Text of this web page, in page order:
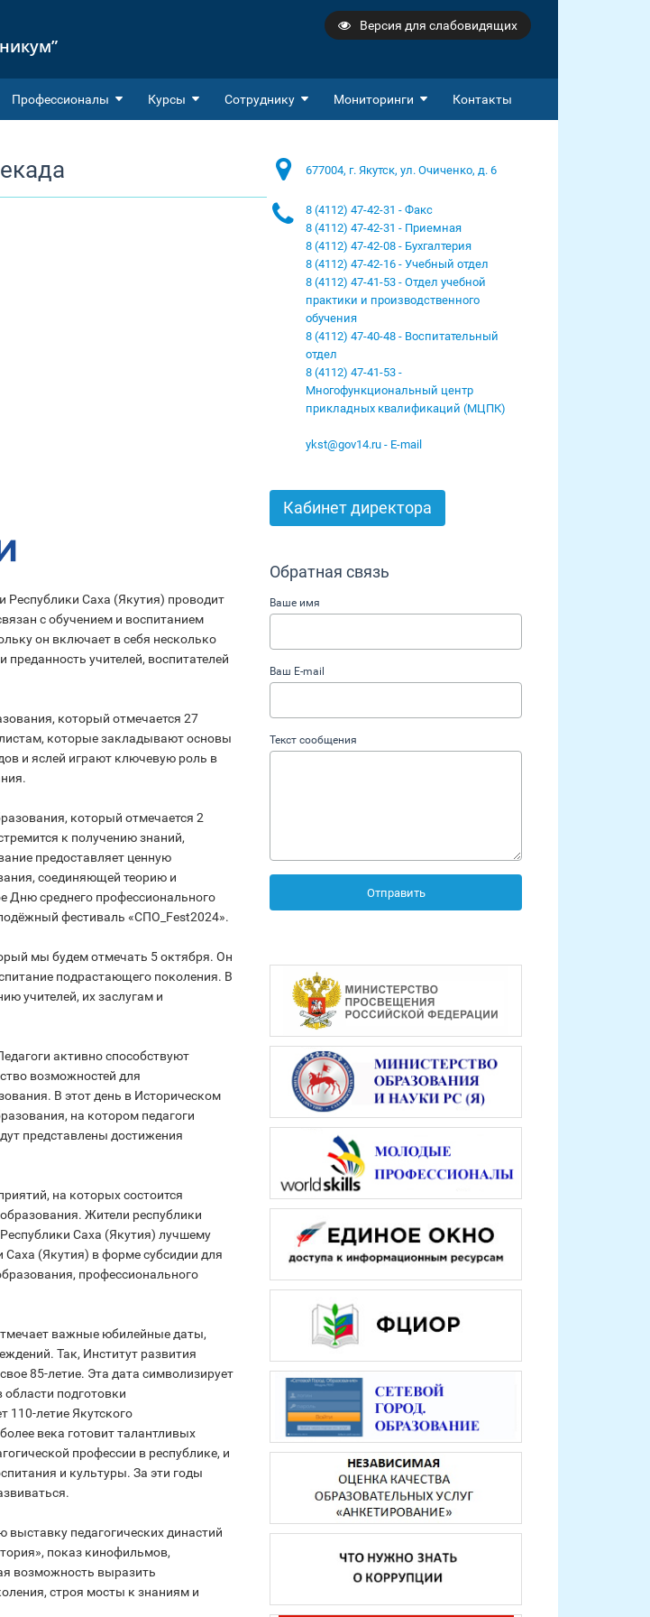
Версия для слабовидящих
Профессионалы Курсы Сотруднику Мониторинги Контакты
Республики Саха (Якутия) проводит
с обучением и воспитанием
он включает в себя несколько
учителей, воспитателей
который отмечается 27
которые закладывают основы
и яслей играют ключевую роль в
который отмечается 2
к получению знаний,
предоставляет ценную
соединяющей теорию и
Дню среднего профессионального
фестиваль «СПО_Fest2024».
мы будем отмечать 5 октября. Он
подрастающего поколения. В
учителей, их заслугам и
активно способствуют
возможностей для
В этот день в Историческом
на котором педагоги
представлены достижения
на которых состоится
Жители республики
Саха (Якутия) лучшему
Саха (Якутия) в форме субсидии для
профессионального
важные юбилейные даты,
Так, Институт развития
85-летие. Эта дата символизирует
подготовки
летие Якутского
века готовит талантливых
профессии в республике, и
и культуры. За эти годы
выставку педагогических династий
показ кинофильмов,
возможность выразить
строя мосты к знаниям и
677004, г. Якутск, ул. Очиченко, д. 6
8 (4112) 47-42-31 - Факс
8 (4112) 47-42-31 - Приемная
8 (4112) 47-42-08 - Бухгалтерия
8 (4112) 47-42-16 - Учебный отдел
8 (4112) 47-41-53 - Отдел учебной
практики и производственного
обучения
8 (4112) 47-40-48 - Воспитательный
отдел
8 (4112) 47-41-53 -
Многофункциональный центр
прикладных квалификаций (МЦПК)
ykst@gov14.ru - E-mail
Кабинет директора
Обратная связь
Ваше имя
Ваш E-mail
Текст сообщения